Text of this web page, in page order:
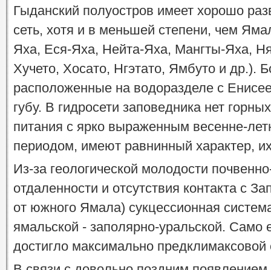
Гыданский полуостров имеет хорошо
сеть, хотя и в меньшей степени, чем
Яха, Еся-Яха, Нейта-Яха, Мангты-Яха,
Хучето, Хосато, Нгэтато, Ямбуто и др.).
расположенные на водоразделе с
губу. В гидросети заповедника нет
питания с ярко выраженным весенне-
периодом, имеют равнинный характер,
Из-за геологической молодости
отдаленности и отсутствия контакта с
от южного Ямала) сукцессионная
ямальской - заполярно-уральской. Само
достигло максимально предклимаксовой